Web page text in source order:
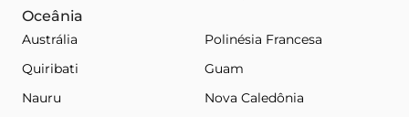
Oceânia
Austrália
Polinésia Francesa
Quiribati
Guam
Nauru
Nova Caledônia